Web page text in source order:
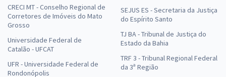
CRECI MT - Conselho Regional de
Corretores de Imóveis do Mato
Grosso
Universidade Federal de
Catalão - UFCAT
UFR - Universidade Federal de
Rondonópolis
SEJUS ES - Secretaria da Justiça
do Espírito Santo
TJ BA - Tribunal de Justiça do
Estado da Bahia
TRF 3 - Tribunal Regional Federal
da 3ª Região